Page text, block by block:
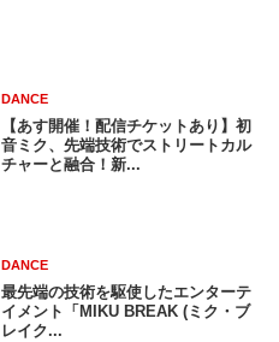
DANCE
【あす開催！配信チケットあり】初
音ミク、先端技術でストリートカル
チャーと融合！新...
DANCE
最先端の技術を駆使したエンターテ
イメント「MIKU BREAK (ミク・ブ
レイク...